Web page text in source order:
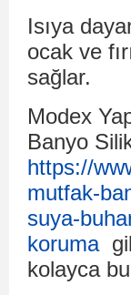
Isıya
ocak ve
sağlar.
Modex
Banyo
https://
mutfak-
suya-
koruma
kolayca